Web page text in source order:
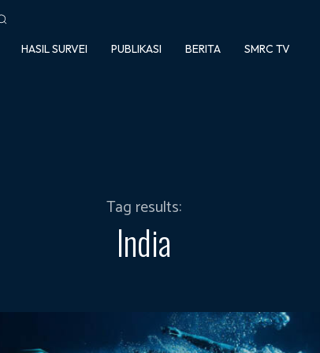
HASIL SURVEI PUBLIKASI BERITA SMRC TV
Tag results:
India